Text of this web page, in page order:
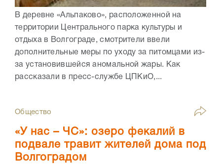
В деревне «Альпаково», расположенной на
территории Центрального парка культуры и
отдыха в Волгограде, смотрители ввели
дополнительные меры по уходу за питомцами из-
за установившейся аномальной жары. Как
рассказали в пресс-службе ЦПКиО,...
Общество
«У нас – ЧС»: озеро фекалий в
подвале травит жителей дома под
Волгоградом